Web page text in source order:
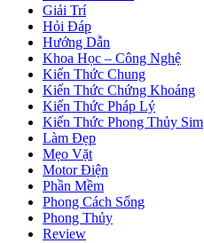
Giải Trí
Hỏi Đáp
Hướng Dẫn
Khoa Học – Công Nghệ
Kiến Thức Chung
Kiến Thức Chứng Khoáng
Kiến Thức Pháp Lý
Kiến Thức Phong Thủy Sim
Làm Đẹp
Mẹo Vặt
Motor Điện
Phần Mềm
Phong Cách Sống
Phong Thủy
Review